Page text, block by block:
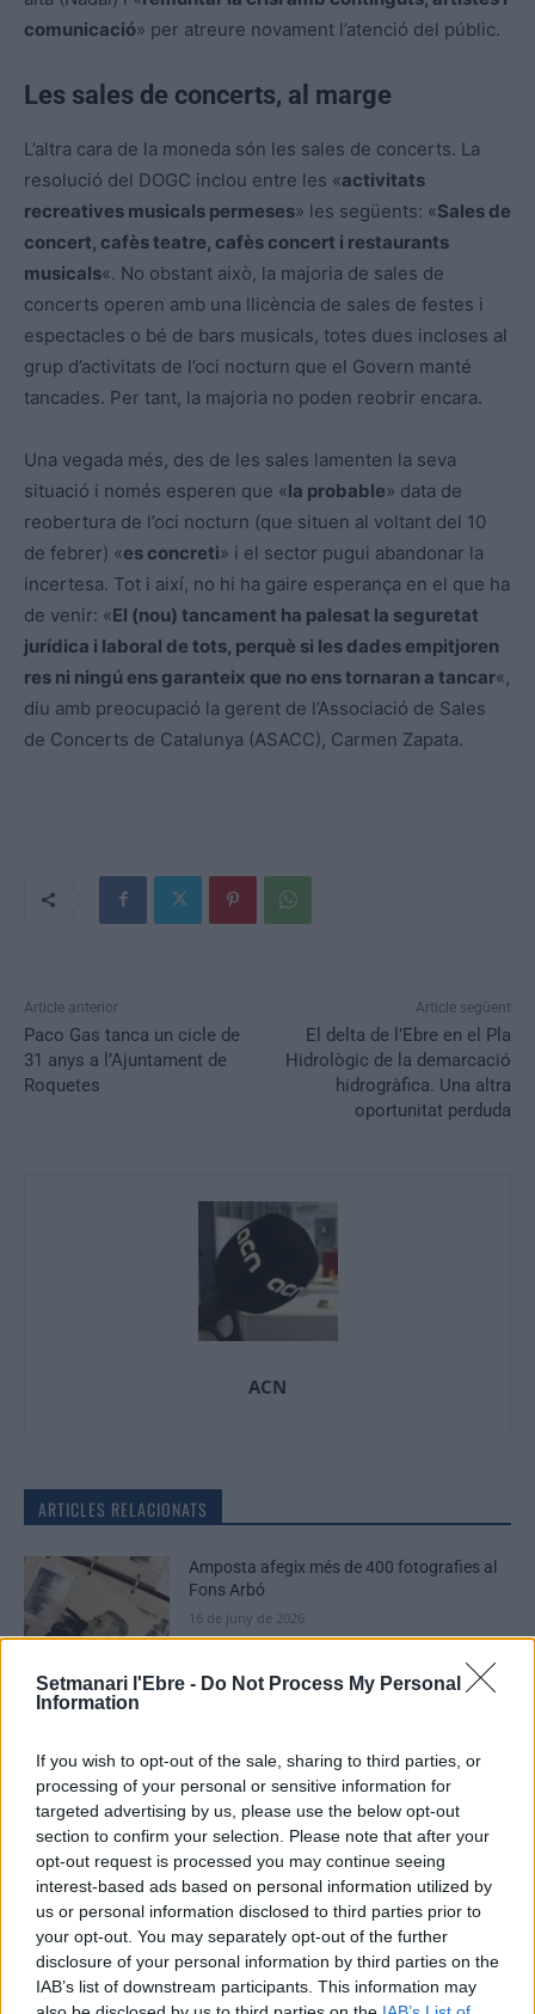
Setmanari l'Ebre - Do Not Process My Personal
Information
If you wish to opt-out of the sale, sharing to third parties, or
processing of your personal or sensitive information for
targeted advertising by us, please use the below opt-out
section to confirm your selection. Please note that after your
opt-out request is processed you may continue seeing
interest-based ads based on personal information utilized by
us or personal information disclosed to third parties prior to
your opt-out. You may separately opt-out of the further
disclosure of your personal information by third parties on the
IAB’s list of downstream participants. This information may
comunicació» per atreure novament l’atenció del públic.
Les sales de concerts, al marge
L’altra cara de la moneda són les sales de concerts. La
resolució del DOGC inclou entre les «activitats
recreatives musicals permeses» les següents: «Sales de
concert, cafès teatre, cafès concert i restaurants
musicals«. No obstant això, la majoria de sales de
concerts operen amb una llicència de sales de festes i
espectacles o bé de bars musicals, totes dues incloses al
grup d’activitats de l’oci nocturn que el Govern manté
tancades. Per tant, la majoria no poden reobrir encara.
Una vegada més, des de les sales lamenten la seva
situació i només esperen que «la probable» data de
reobertura de l’oci nocturn (que situen al voltant del 10
de febrer) «es concreti» i el sector pugui abandonar la
incertesa. Tot i així, no hi ha gaire esperança en el que ha
de venir: «El (nou) tancament ha palesat la seguretat
jurídica i laboral de tots, perquè si les dades empitjoren
res ni ningú ens garanteix que no ens tornaran a tancar«,
diu amb preocupació la gerent de l’Associació de Sales
de Concerts de Catalunya (ASACC), Carmen Zapata.
Article anterior
Paco Gas tanca un cicle de
31 anys a l’Ajuntament de
Roquetes
Article següent
El delta de l’Ebre en el Pla
Hidrològic de la demarcació
hidrogràfica. Una altra
oportunitat perduda
ACN
ARTICLES RELACIONATS
Amposta afegix més de 400 fotografies al
Fons Arbó
16 de juny de 2026
Societat
Un tribut als Rolling Stones obri diumenge
5 de juny de 2026
Societat
David Carabén, Meritxell Gené i Xarim
Aresté, convidats al festival Riu de Veus del
Castell de Miravet
29 de maig de 2026